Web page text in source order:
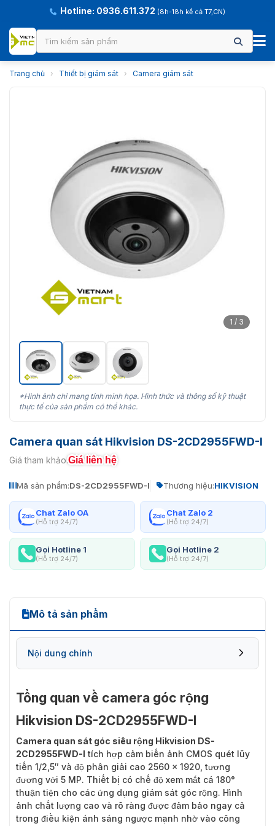
Hotline: 0936.611.372 (8h-18h kể cả T7,CN)
Trang chủ › Thiết bị giám sát › Camera giám sát
1 / 3
*Hình ảnh chỉ mang tính minh họa. Hình thức và thông số kỹ thuật
thực tế của sản phẩm có thể khác.
Camera quan sát Hikvision DS-2CD2955FWD-I
Giá tham khảo:Giá liên hệ
Mã sản phẩm:DS-2CD2955FWD-I Thương hiệu:HIKVISION
Chat Zalo OA
(Hỗ trợ 24/7)
Chat Zalo 2
(Hỗ trợ 24/7)
Gọi Hotline 1
(Hỗ trợ 24/7)
Gọi Hotline 2
(Hỗ trợ 24/7)
Mô tả sản phẩm
Nội dung chính
Tổng quan về camera góc rộng
Hikvision DS-2CD2955FWD-I
Camera quan sát góc siêu rộng Hikvision DS-
2CD2955FWD-I tích hợp cảm biến ảnh CMOS quét lũy
tiến 1/2,5″ và độ phân giải cao 2560 × 1920, tương
đương với 5 MP. Thiết bị có chế độ xem mắt cá 180°
thuận tiện cho các ứng dụng giám sát góc rộng. Hình
ảnh chất lượng cao và rõ ràng được đảm bảo ngay cả
trong điều kiện ánh sáng ngược mạnh nhờ vào công